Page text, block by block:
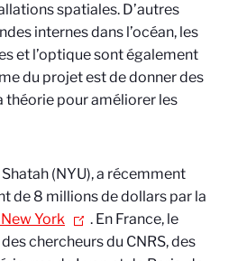
spatiales. D’autres
internes dans l’océan, les
et l’optique sont également
du projet est de donner des
théorie pour améliorer les
(NYU), a récemment
de 8 millions de dollars par la
York
. En France, le
chercheurs du CNRS, des